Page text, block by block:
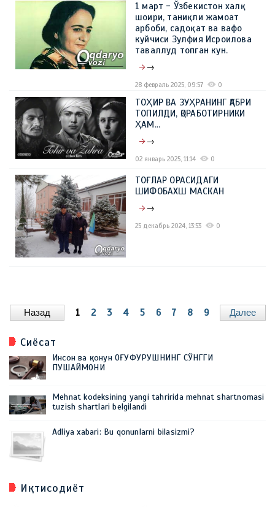
1 март - Ўзбекистон халқ
шоири, таниқли жамоат
арбоби, садоқат ва вафо
куйчиси Зулфия Исроилова
таваллуд топган кун.
→
28 февраль 2025, 09:57 0
ТОҲИР ВА ЗУҲРАНИНГ ҚАБРИ
ТОПИЛДИ, ҚОРАБОТИРНИКИ
ҲАМ...
→
02 январь 2025, 11:14 0
ТОҒЛАР ОРАСИДАГИ
ШИФОБАХШ МАСКАН
→
25 декабрь 2024, 13:53 0
Назад 1 2 3 4 5 6 7 8 9 Далее
Сиёсат
Инсон ва қонун ОҒУФУРУШНИНГ СЎНГГИ
ПУШАЙМОНИ
Mehnat kodeksining yangi tahririda mehnat shartnomasi
tuzish shartlari belgilandi
Adliya xabari: Bu qonunlarni bilasizmi?
Иқтисодиёт